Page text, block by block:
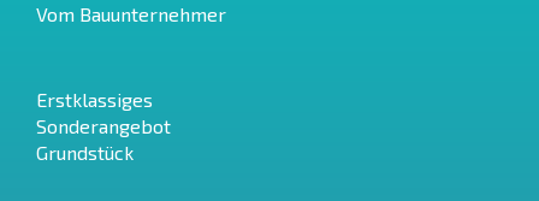
Vom Bauunternehmer
Erstklassiges
Sonderangebot
Grundstück